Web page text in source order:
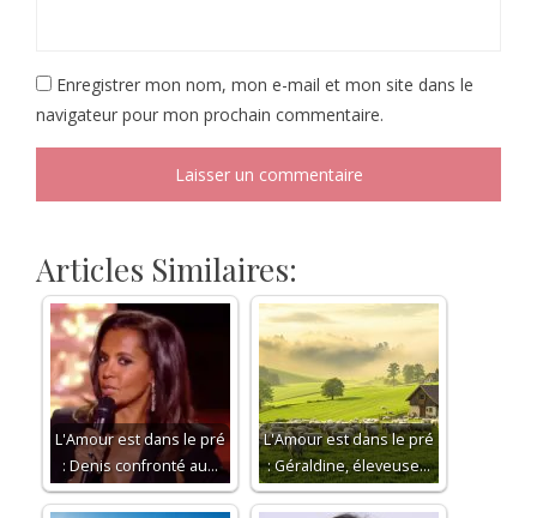
Enregistrer mon nom, mon e-mail et mon site dans le
navigateur pour mon prochain commentaire.
Articles Similaires:
L'Amour est dans le pré
: Denis confronté au…
L'Amour est dans le pré
: Géraldine, éleveuse…